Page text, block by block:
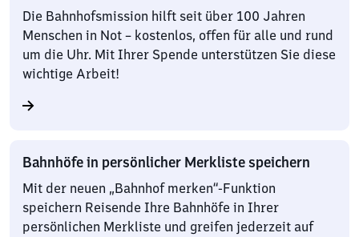
Die Bahnhofsmission hilft seit über 100 Jahren
Menschen in Not – kostenlos, offen für alle und rund
um die Uhr. Mit Ihrer Spende unterstützen Sie diese
wichtige Arbeit!
Bahnhöfe in persönlicher Merkliste speichern
Mit der neuen „Bahnhof merken“-Funktion
speichern Reisende Ihre Bahnhöfe in Ihrer
persönlichen Merkliste und greifen jederzeit auf